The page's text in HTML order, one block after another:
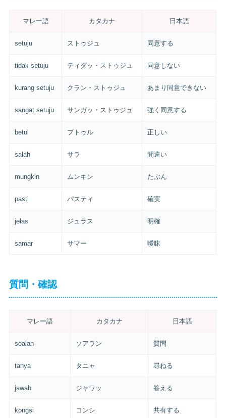
マレー語 カタカナ 日本語
setuju ストゥジュ 同意する
tidak setuju ティダッ・ストゥジュ 同意しない
kurang setuju クラン・ストゥジュ あまり同意できない
sangat setuju サンガッ・ストゥジュ 強く同意する
betul ブトゥル 正しい
salah サラ 間違い
mungkin ムンキン たぶん
pasti パスティ 確実
jelas ジュラス 明確
samar サマー 曖昧
質問・確認
マレー語 カタカナ 日本語
soalan ソアラン 質問
tanya タニャ 尋ねる
jawab ジャワッ 答える
kongsi コンシ 共有する